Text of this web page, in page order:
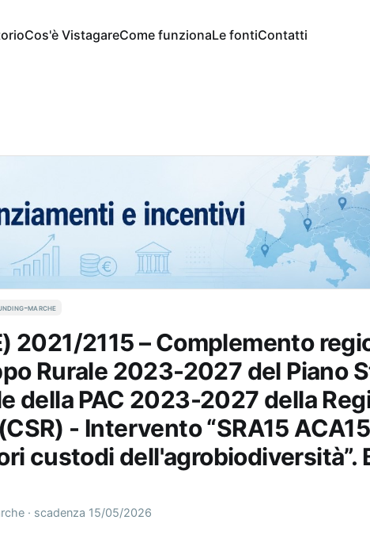
Cos'è VistagareCome funzionaLe fontiContatti
marche
2021/2115 – Complemento
Rurale 2023-2027 del Piano
della PAC 2023-2027 della
- Intervento “SRA15
custodi dell'agrobiodiversità”.
· scadenza 15/05/2026